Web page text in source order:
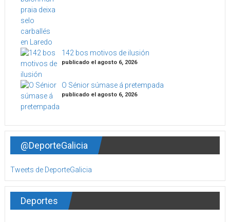
142 bos motivos de ilusión
publicado el agosto 6, 2026
O Sénior súmase á pretempada
publicado el agosto 6, 2026
@DeporteGalicia
Tweets de DeporteGalicia
Deportes